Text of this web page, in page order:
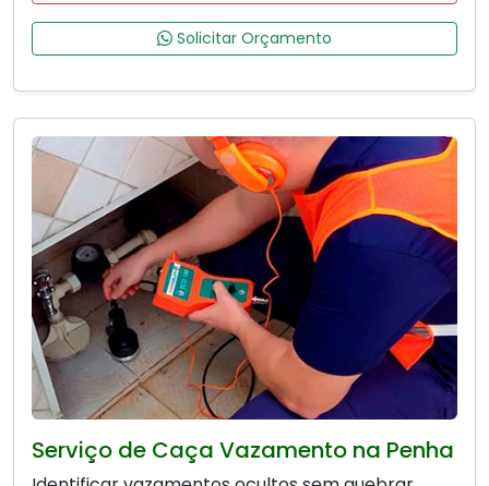
Solicitar Orçamento
Serviço de Caça Vazamento na Penha